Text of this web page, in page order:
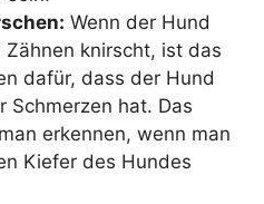
Wenn der Hund
knirscht, ist das
dafür, dass der Hund
Schmerzen hat. Das
erkennen, wenn man
Kiefer des Hundes